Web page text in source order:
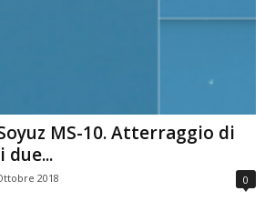
MS-10. Atterraggio di
due...
2018 0